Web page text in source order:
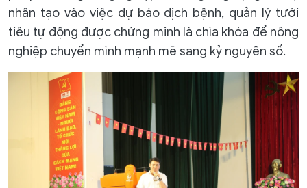
nhân tạo vào việc dự báo dịch bệnh, quản lý tưới
tiêu tự động được chứng minh là chìa khóa để nông
nghiệp chuyển mình mạnh mẽ sang kỷ nguyên số.